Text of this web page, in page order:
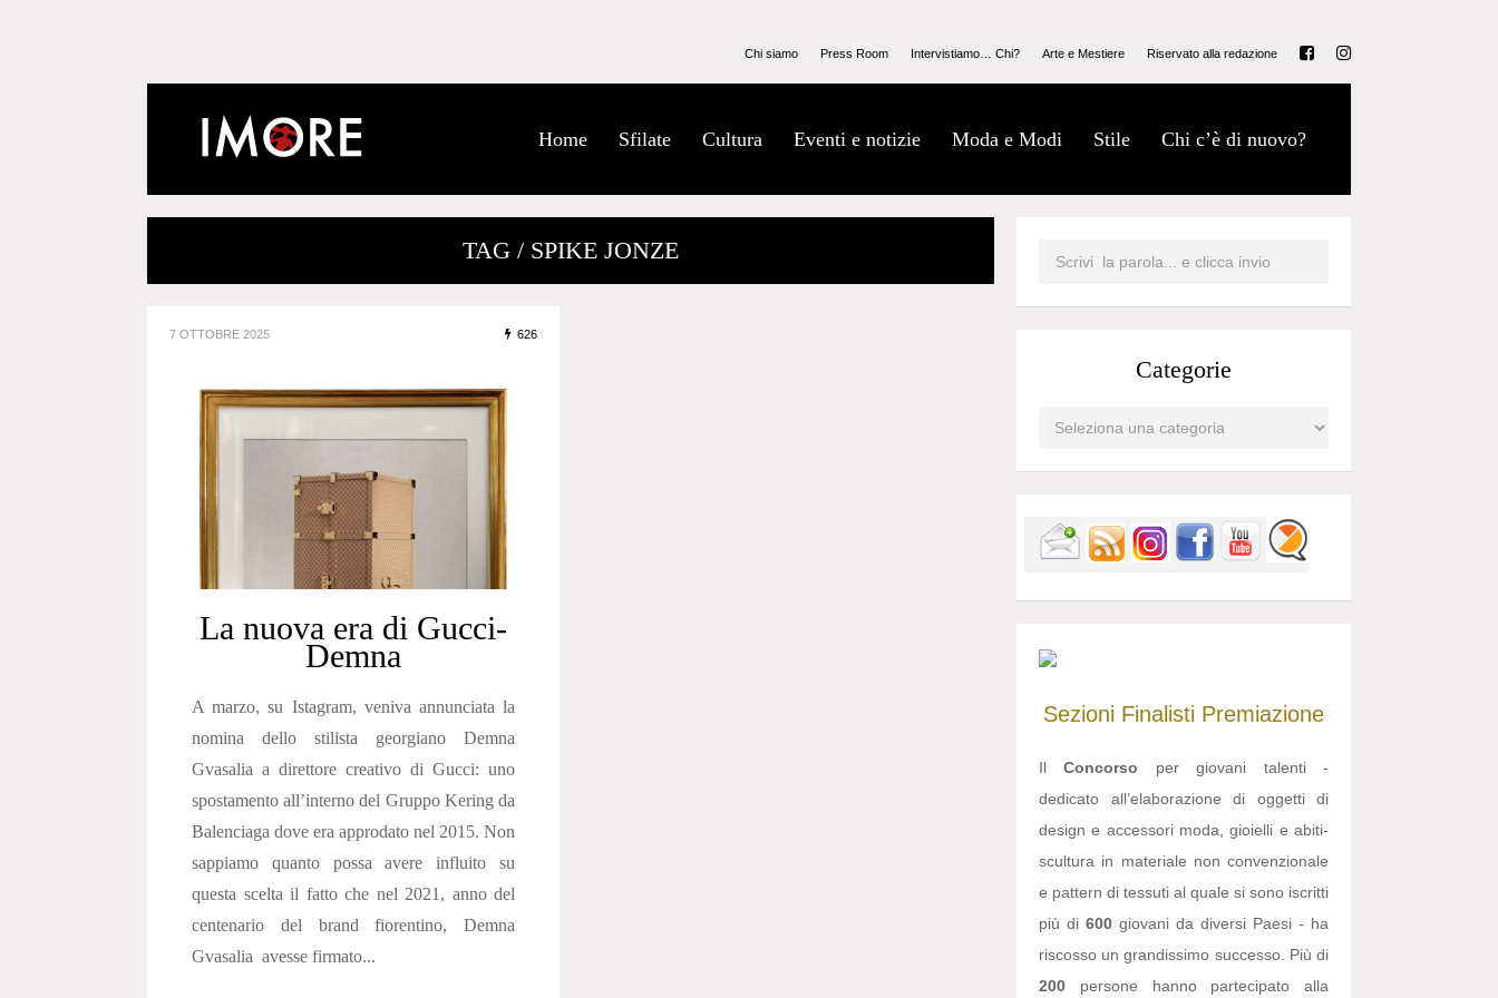
Chi siamo Press Room Intervistiamo… Chi? Arte e Mestiere Riservato alla redazione
Home Sfilate Cultura Eventi e notizie Moda e Modi Stile Chi c’è di nuovo?
TAG / SPIKE JONZE
7 OTTOBRE 2025 626
La nuova era di Gucci-
Demna
A marzo, su Istagram, veniva annunciata la
nomina dello stilista georgiano Demna
Gvasalia a direttore creativo di Gucci: uno
spostamento all’interno del Gruppo Kering da
Balenciaga dove era approdato nel 2015. Non
sappiamo quanto possa avere influito su
questa scelta il fatto che nel 2021, anno del
centenario del brand fiorentino, Demna
Gvasalia avesse firmato...
Categorie
Sezioni Finalisti Premiazione
IlConcorso per giovani talenti -
dedicato all’elaborazione di oggetti di
design e accessori moda, gioielli e abiti-
scultura in materiale non convenzionale
e pattern di tessuti al quale si sono iscritti
più di 600 giovani da diversi Paesi - ha
riscosso un grandissimo successo. Più di
200 persone hanno partecipato alla